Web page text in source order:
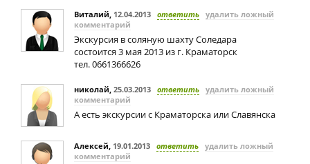
Виталий, 12.04.2013 ответить удалить ложный
комментарий
Экскурсия в соляную шахту Соледара
состоится 3 мая 2013 из г. Краматорск
тел. 0661366626
николай, 25.03.2013 ответить удалить ложный
комментарий
А есть экскурсии с Краматорска или Славянска
Алексей, 19.01.2013 ответить удалить ложный
комментарий